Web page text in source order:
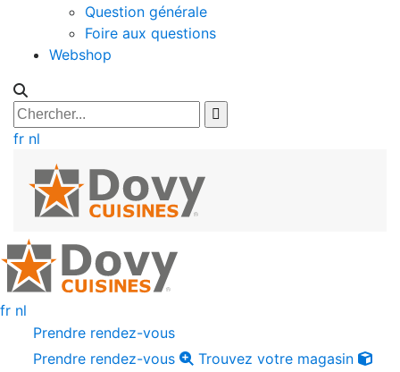
Question générale
Foire aux questions
Webshop
fr nl
fr nl
Prendre rendez-vous
Prendre rendez-vous
Trouvez votre magasin